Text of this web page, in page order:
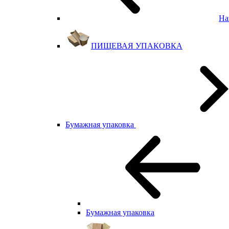
ПИЩЕВАЯ УПАКОВКА
Бумажная упаковка
Бумажная упаковка